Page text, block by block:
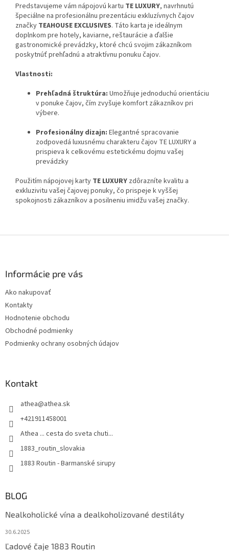
Predstavujeme vám nápojovú kartu TE LUXURY, navrhnutú
špeciálne na profesionálnu prezentáciu exkluzívnych čajov
značky TEAHOUSE EXCLUSIVES. Táto karta je ideálnym
doplnkom pre hotely, kaviarne, reštaurácie a ďalšie
gastronomické prevádzky, ktoré chcú svojim zákazníkom
poskytnúť prehľadnú a atraktívnu ponuku čajov.​
Vlastnosti:
Prehľadná štruktúra: Umožňuje jednoduchú orientáciu
v ponuke čajov, čím zvyšuje komfort zákazníkov pri
výbere.
Profesionálny dizajn: Elegantné spracovanie
zodpovedá luxusnému charakteru čajov TE LUXURY a
prispieva k celkovému estetickému dojmu vašej
prevádzky
Použitím nápojovej karty TE LUXURY zdôrazníte kvalitu a
exkluzivitu vašej čajovej ponuky, čo prispeje k vyššej
spokojnosti zákazníkov a posilneniu imidžu vašej značky.
Informácie pre vás
Ako nakupovať
Kontakty
Hodnotenie obchodu
Obchodné podmienky
Podmienky ochrany osobných údajov
Kontakt
athea@athea.sk
+421911458001
Athea ... cesta do sveta chuti...
1883_routin_slovakia
1883 Routin - Barmanské sirupy
BLOG
Nealkoholické vína a dealkoholizované destiláty
30.6.2025
Ľadové čaje 1883 Routin